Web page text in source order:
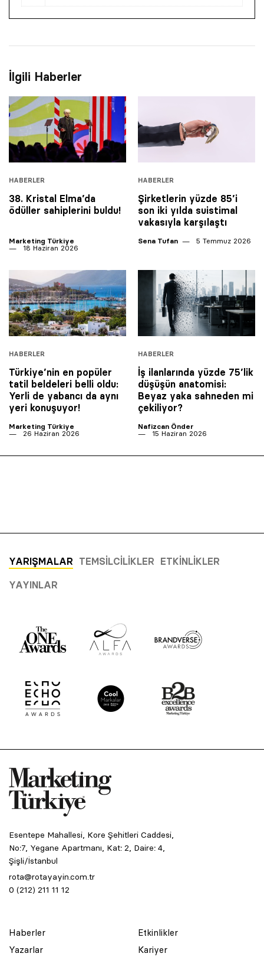
İlgili Haberler
HABERLER
38. Kristal Elma’da
ödüller sahiplerini buldu!
Marketing Türkiye
18 Haziran 2026
HABERLER
Şirketlerin yüzde 85’i
son iki yılda suistimal
vakasıyla karşılaştı
Sena Tufan 5 Temmuz 2026
HABERLER
Türkiye’nin en popüler
tatil beldeleri belli oldu:
Yerli de yabancı da aynı
yeri konuşuyor!
Marketing Türkiye
26 Haziran 2026
HABERLER
İş ilanlarında yüzde 75’lik
düşüşün anatomisi:
Beyaz yaka sahneden mi
çekiliyor?
Nafizcan Önder
15 Haziran 2026
YARIŞMALAR TEMSILCILIKLER ETKINLIKLER
YAYINLAR
Esentepe Mahallesi, Kore Şehitleri Caddesi,
No:7, Yegane Apartmanı, Kat: 2, Daire: 4,
Şişli/İstanbul
rota@rotayayin.com.tr
0 (212) 211 11 12
Haberler
Yazarlar
Etkinlikler
Kariyer